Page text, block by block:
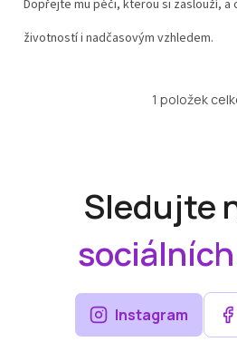
Dopřejte mu péči, kterou si zaslouží, a
životností i nadčasovým vzhledem.
O
c
p
r
k
v
1 položek
Sledujte
Instagram